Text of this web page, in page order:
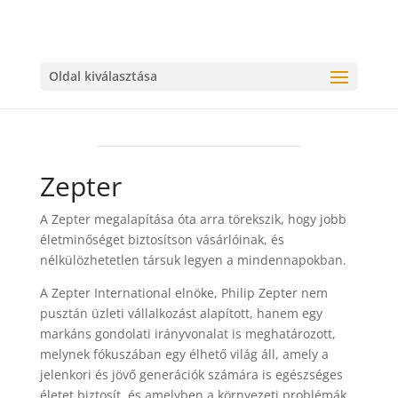
Oldal kiválasztása
Zepter
A Zepter megalapítása óta arra törekszik, hogy jobb
életminőséget biztosítson vásárlóinak, és
nélkülözhetetlen társuk legyen a mindennapokban.
A Zepter International elnöke, Philip Zepter nem
pusztán üzleti vállalkozást alapított, hanem egy
markáns gondolati irányvonalat is meghatározott,
melynek fókuszában egy élhető világ áll, amely a
jelenkori és jövő generációk számára is egészséges